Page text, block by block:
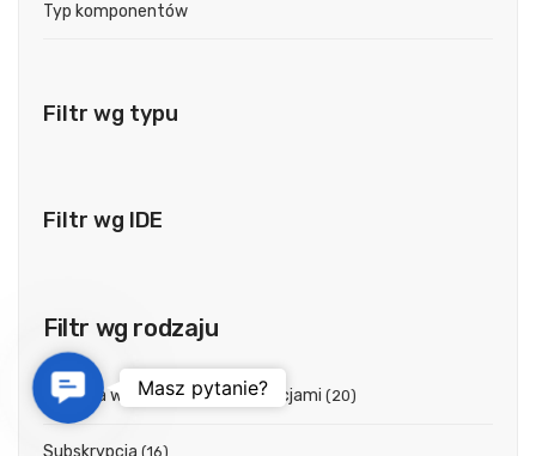
Typ komponentów
Filtr wg typu
Filtr wg IDE
Filtr wg rodzaju
Licencja wieczysta z aktualizacjami (20)
Subskrypcja (16)
Contact UsMasz pytanie?